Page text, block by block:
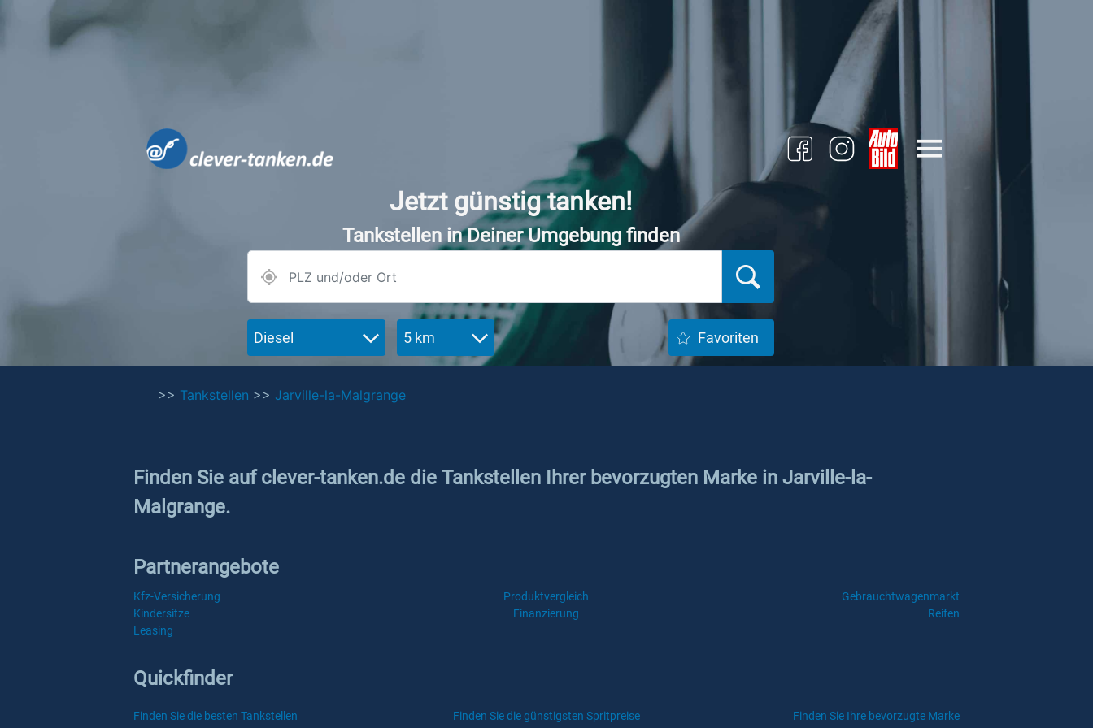
Jetzt günstig tanken!
Tankstellen in Deiner Umgebung finden
Diesel 5 km Favoriten
>> Tankstellen >> Jarville-la-Malgrange
Finden Sie auf clever-tanken.de die Tankstellen Ihrer bevorzugten Marke in Jarville-la-
Malgrange.
Partnerangebote
Kfz-Versicherung Produktvergleich
Gebrauchtwagenmarkt
Kindersitze
Finanzierung
Reifen
Leasing
Quickfinder
Finden Sie die besten Tankstellen Finden Sie die günstigsten Spritpreise Finden Sie Ihre bevorzugte Marke